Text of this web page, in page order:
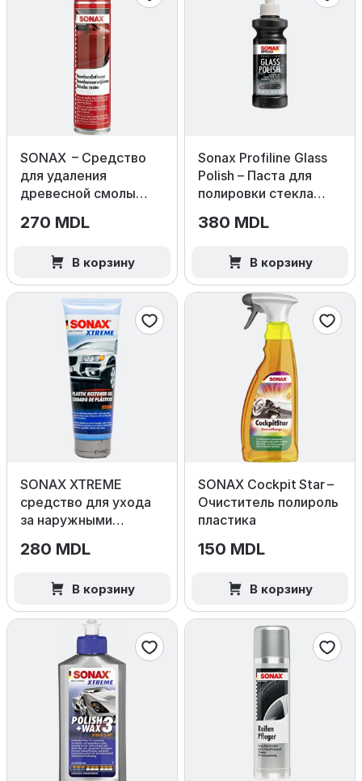
SONAX – Средство
для удаления
древесной смолы
270 MDL
В корзину
Sonax Profiline Glass
Polish – Паста для
полировки стекла
380 MDL
В корзину
SONAX XTREME
средство для ухода
за наружными
поверхностями, 250
280 MDL
В корзину
SONAX Cockpit Star –
Очиститель полироль
пластика
150 MDL
В корзину